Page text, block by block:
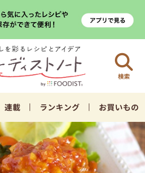
検索
連載 ランキング お買いもの